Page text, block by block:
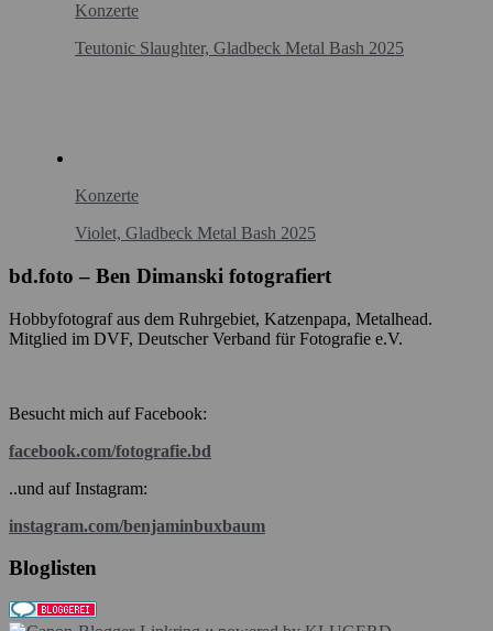
Konzerte
Teutonic Slaughter, Gladbeck Metal Bash 2025
Konzerte
Violet, Gladbeck Metal Bash 2025
bd.foto – Ben Dimanski fotografiert
Hobbyfotograf aus dem Ruhrgebiet, Katzenpapa, Metalhead.
Mitglied im DVF, Deutscher Verband für Fotografie e.V.
Besucht mich auf Facebook:
facebook.com/fotografie.bd
..und auf Instagram:
instagram.com/benjaminbuxbaum
Bloglisten